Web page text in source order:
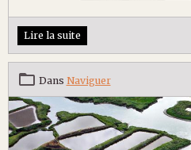
Lire la suite
Dans Naviguer